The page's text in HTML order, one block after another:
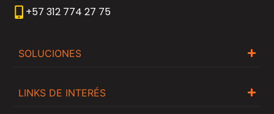
+57 312 774 27 75
SOLUCIONES
LINKS DE INTERÉS